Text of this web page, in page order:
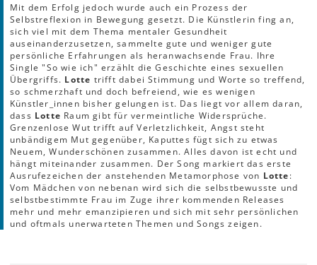
Mit dem Erfolg jedoch wurde auch ein Prozess der
Selbstreflexion in Bewegung gesetzt. Die Künstlerin fing an,
sich viel mit dem Thema mentaler Gesundheit
auseinanderzusetzen, sammelte gute und weniger gute
persönliche Erfahrungen als heranwachsende Frau. Ihre
Single "So wie ich" erzählt die Geschichte eines sexuellen
Übergriffs. Lotte trifft dabei Stimmung und Worte so treffend,
so schmerzhaft und doch befreiend, wie es wenigen
Künstler_innen bisher gelungen ist. Das liegt vor allem daran,
dass Lotte Raum gibt für vermeintliche Widersprüche.
Grenzenlose Wut trifft auf Verletzlichkeit, Angst steht
unbändigem Mut gegenüber, Kaputtes fügt sich zu etwas
Neuem, Wunderschönen zusammen. Alles davon ist echt und
hängt miteinander zusammen. Der Song markiert das erste
Ausrufezeichen der anstehenden Metamorphose von Lotte:
Vom Mädchen von nebenan wird sich die selbstbewusste und
selbstbestimmte Frau im Zuge ihrer kommenden Releases
mehr und mehr emanzipieren und sich mit sehr persönlichen
und oftmals unerwarteten Themen und Songs zeigen.